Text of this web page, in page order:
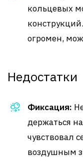
кольцевых
огромен,
Недостатки
Фиксация:
держаться
чувствовал
воздушным